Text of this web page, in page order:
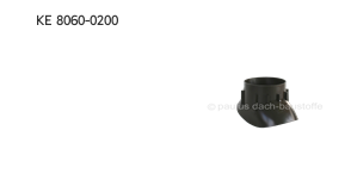
KE 8060-0200